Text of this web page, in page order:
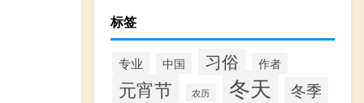
标签
专业 中国 习俗 作者
元宵节 农历 冬天 冬季